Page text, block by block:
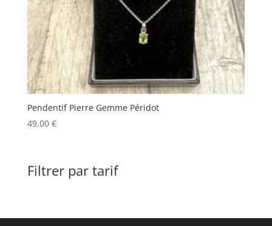
Pendentif Pierre Gemme Péridot
49,00 €
Filtrer par tarif